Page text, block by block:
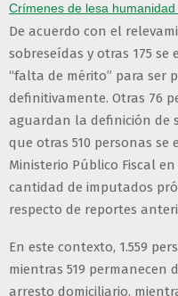
Crímenes de lesa humanidad
De acuerdo con el
sobreseídas y otras 175
“falta de mérito” para ser
definitivamente. Otras 76
aguardan la definición de
que otras 510 personas
Ministerio Público Fiscal
cantidad de imputados
respecto de reportes
En este contexto, 1.559
mientras 519 permanecen
arresto domiciliario,